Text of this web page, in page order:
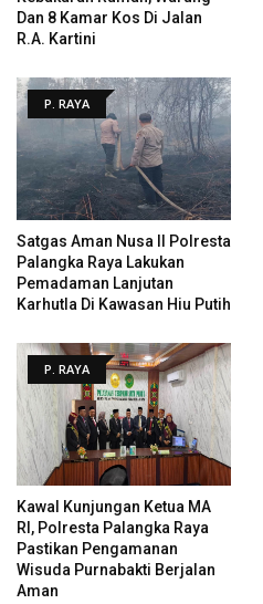
Dan 8 Kamar Kos Di Jalan
R.A. Kartini
P. RAYA
Satgas Aman Nusa II Polresta
Palangka Raya Lakukan
Pemadaman Lanjutan
Karhutla Di Kawasan Hiu Putih
P. RAYA
Kawal Kunjungan Ketua MA
RI, Polresta Palangka Raya
Pastikan Pengamanan
Wisuda Purnabakti Berjalan
Aman